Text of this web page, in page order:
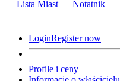
Lista Miast Notatnik
LoginRegister now
Profile i ceny